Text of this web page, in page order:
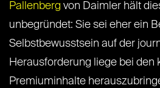
Pallenberg von Daimler hält
unbegründet: Sie sei eher ein
Selbstbewusstsein auf der
Herausforderung liege bei den
Premiuminhalte